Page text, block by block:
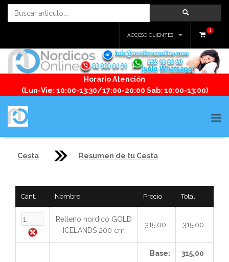
ACCESO CLIENTES
1
Horario Atención
(Lun-Vie: 10:00-13:30/17:00-20:00 Sab: 10:00-13:00)
Cesta Resumen de tu Cesta
Cant. Nombre Precio Total
Relleno nordico GOLD
ICELANDS 200 cm
315,00 315,00
Base: 315,00